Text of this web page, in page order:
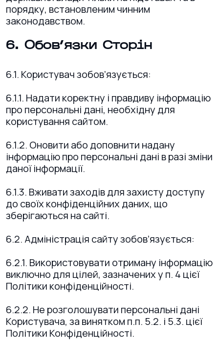
порядку, встановленим чинним
законодавством.
6. Обов’язки Сторін
6.1. Користувач зобов’язується:
6.1.1. Надати коректну і правдиву інформацію
про персональні дані, необхідну для
користування сайтом.
6.1.2. Оновити або доповнити надану
інформацію про персональні дані в разі зміни
даної інформації.
6.1.3. Вживати заходів для захисту доступу
до своїх конфіденційних даних, що
зберігаються на сайті.
6.2. Адміністрація сайту зобов’язується:
6.2.1. Використовувати отриману інформацію
виключно для цілей, зазначених у п. 4 цієї
Політики конфіденційності.
6.2.2. Не розголошувати персональні дані
Користувача, за винятком п.п. 5.2. і 5.3. цієї
Політики Конфіденційності.